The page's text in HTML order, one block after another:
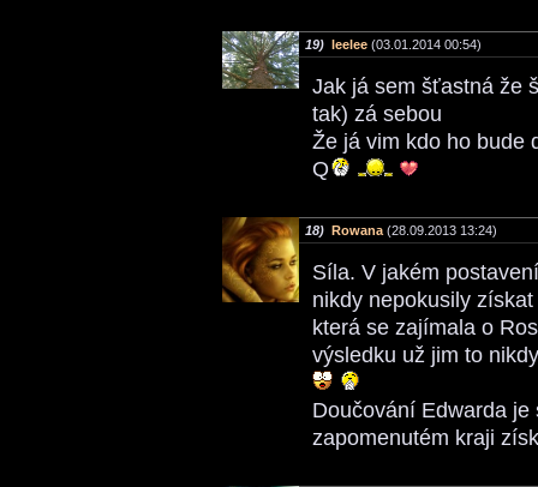
19) leelee (03.01.2014 00:54)
Jak já sem šťastná že
tak) zá sebou
Že já vim kdo ho bude
Q
18) Rowana (28.09.2013 13:24)
Síla. V jakém
nikdy nepokusily
která se zajímala o
výsledku už jim to
Doučování Edwarda
zapomenutém kraji